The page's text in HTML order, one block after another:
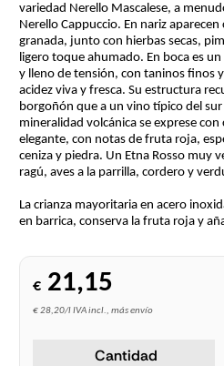
variedad Nerello Mascalese, a
Nerello Cappuccio. En nariz
granada, junto con hierbas secas,
ligero toque ahumado. En boca es
y lleno de tensión, con taninos finos
acidez viva y fresca. Su estructura
borgoñón que a un vino típico del
mineralidad volcánica se exprese
elegante, con notas de fruta roja,
ceniza y piedra. Un Etna Rosso muy
ragú, aves a la parrilla, cordero y
La crianza mayoritaria en acero
en barrica, conserva la fruta roja y
€ 21,15
€ 28,20/l IVA incl., más envío
Cantidad